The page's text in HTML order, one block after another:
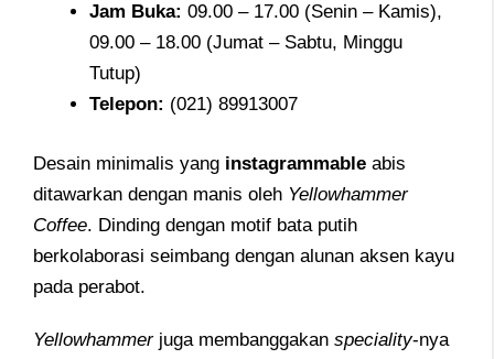
Jam Buka: 09.00 – 17.00 (Senin – Kamis),
09.00 – 18.00 (Jumat – Sabtu, Minggu
Tutup)
Telepon: (021) 89913007
Desain minimalis yang instagrammable abis
ditawarkan dengan manis oleh Yellowhammer
Coffee. Dinding dengan motif bata putih
berkolaborasi seimbang dengan alunan aksen kayu
pada perabot.
Yellowhammerjuga membanggakan speciality-nya